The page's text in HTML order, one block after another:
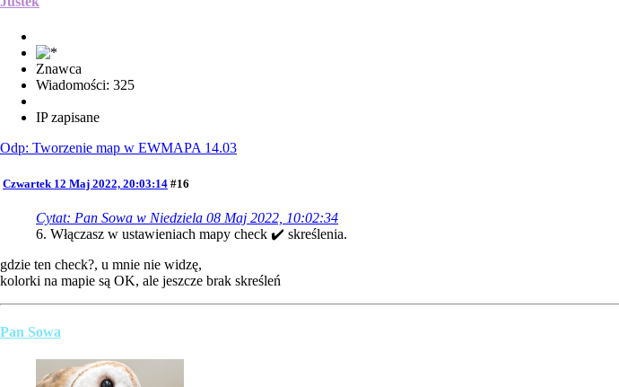
Znawca
Wiadomości: 325
IP zapisane
Odp: Tworzenie map w EWMAPA 14.03
Czwartek 12 Maj 2022, 20:03:14 #16
Cytat: Pan Sowa w Niedziela 08 Maj 2022, 10:02:34
6. Włączasz w ustawieniach mapy check ✔️ skreślenia.
gdzie ten check?, u mnie nie widzę,
kolorki na mapie są OK, ale jeszcze brak skreśleń
Pan Sowa